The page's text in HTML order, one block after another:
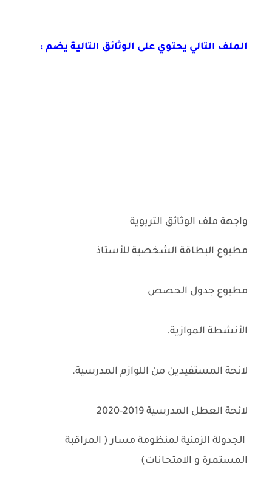
الملف التالي يحتوي على الوثائق التالية يضم :
واجهة ملف الوثائق التربوية
مطبوع البطاقة الشخصية للأستاذ
مطبوع جدول الحصص
الأنشطة الموازية.
لائحة المستفيدين من اللوازم المدرسية.
لائحة العطل المدرسية 2019-2020
الجدولة الزمنية لمنظومة مسار ( المراقبة
المستمرة و الامتحانات)